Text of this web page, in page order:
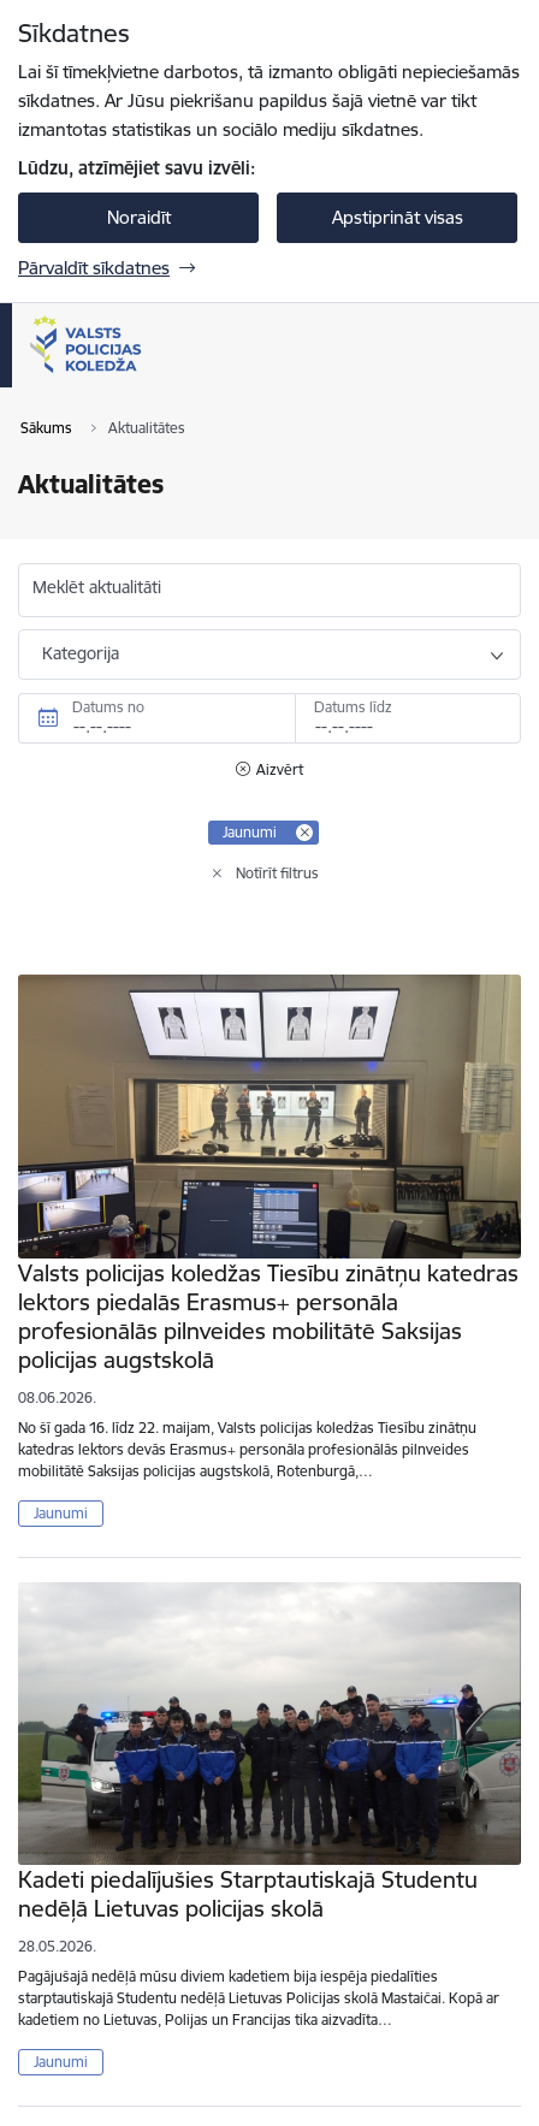
Sīkdatnes
Lai šī tīmekļvietne darbotos, tā izmanto obligāti nepieciešamās
sīkdatnes. Ar Jūsu piekrišanu papildus šajā vietnē var tikt
izmantotas statistikas un sociālo mediju sīkdatnes.
Lūdzu, atzīmējiet savu izvēli:
Noraidīt Apstiprināt visas
Pārvaldīt sīkdatnes
Sākums Aktualitātes
Aktualitātes
Meklēt aktualitāti
Kategorija
Datums no Datums līdz
Aizvērt
Jaunumi
Notīrīt filtrus
Valsts policijas koledžas Tiesību zinātņu katedras
lektors piedalās Erasmus+ personāla
profesionālās pilnveides mobilitātē Saksijas
policijas augstskolā
08.06.2026.
No šī gada 16. līdz 22. maijam, Valsts policijas koledžas Tiesību zinātņu
katedras lektors devās Erasmus+ personāla profesionālās pilnveides
mobilitātē Saksijas policijas augstskolā, Rotenburgā,…
Jaunumi
Kadeti piedalījušies Starptautiskajā Studentu
nedēļā Lietuvas policijas skolā
28.05.2026.
Pagājušajā nedēļā mūsu diviem kadetiem bija iespēja piedalīties
starptautiskajā Studentu nedēļā Lietuvas Policijas skolā Mastaičai. Kopā ar
kadetiem no Lietuvas, Polijas un Francijas tika aizvadīta…
Jaunumi